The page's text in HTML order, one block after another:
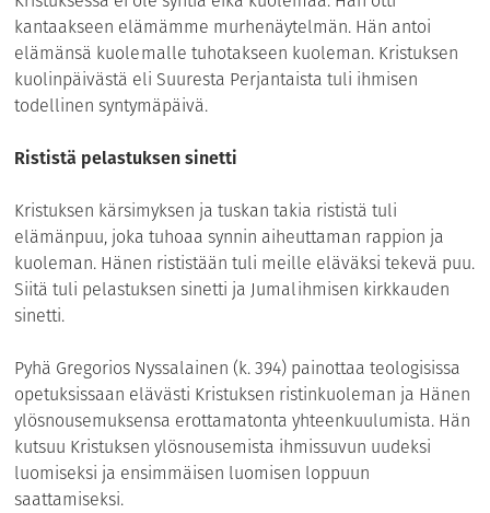
kantaakseen elämämme murhenäytelmän. Hän antoi
elämänsä kuolemalle tuhotakseen kuoleman. Kristuksen
kuolinpäivästä eli Suuresta Perjantaista tuli ihmisen
todellinen syntymäpäivä.
Rististä pelastuksen sinetti
Kristuksen kärsimyksen ja tuskan takia rististä tuli
elämänpuu, joka tuhoaa synnin aiheuttaman rappion ja
kuoleman. Hänen rististään tuli meille eläväksi tekevä puu.
Siitä tuli pelastuksen sinetti ja Jumalihmisen kirkkauden
sinetti.
Pyhä Gregorios Nyssalainen (k. 394) painottaa teologisissa
opetuksissaan elävästi Kristuksen ristinkuoleman ja Hänen
ylösnousemuksensa erottamatonta yhteenkuulumista. Hän
kutsuu Kristuksen ylösnousemista ihmissuvun uudeksi
luomiseksi ja ensimmäisen luomisen loppuun
saattamiseksi.